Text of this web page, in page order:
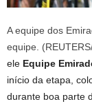
A equipe dos
equipe.
ele Equipe
início da etapa,
durante boa parte